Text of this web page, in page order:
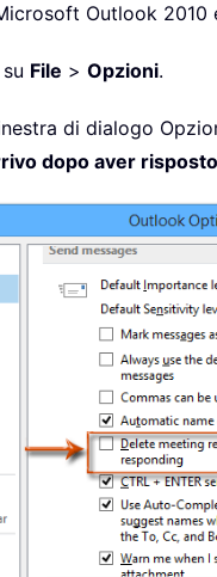
Outlook
File > Opzioni.
di dialogo
dopo aver risposto